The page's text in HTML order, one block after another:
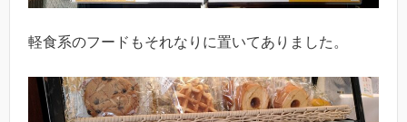
軽食系のフードもそれなりに置いてありました。